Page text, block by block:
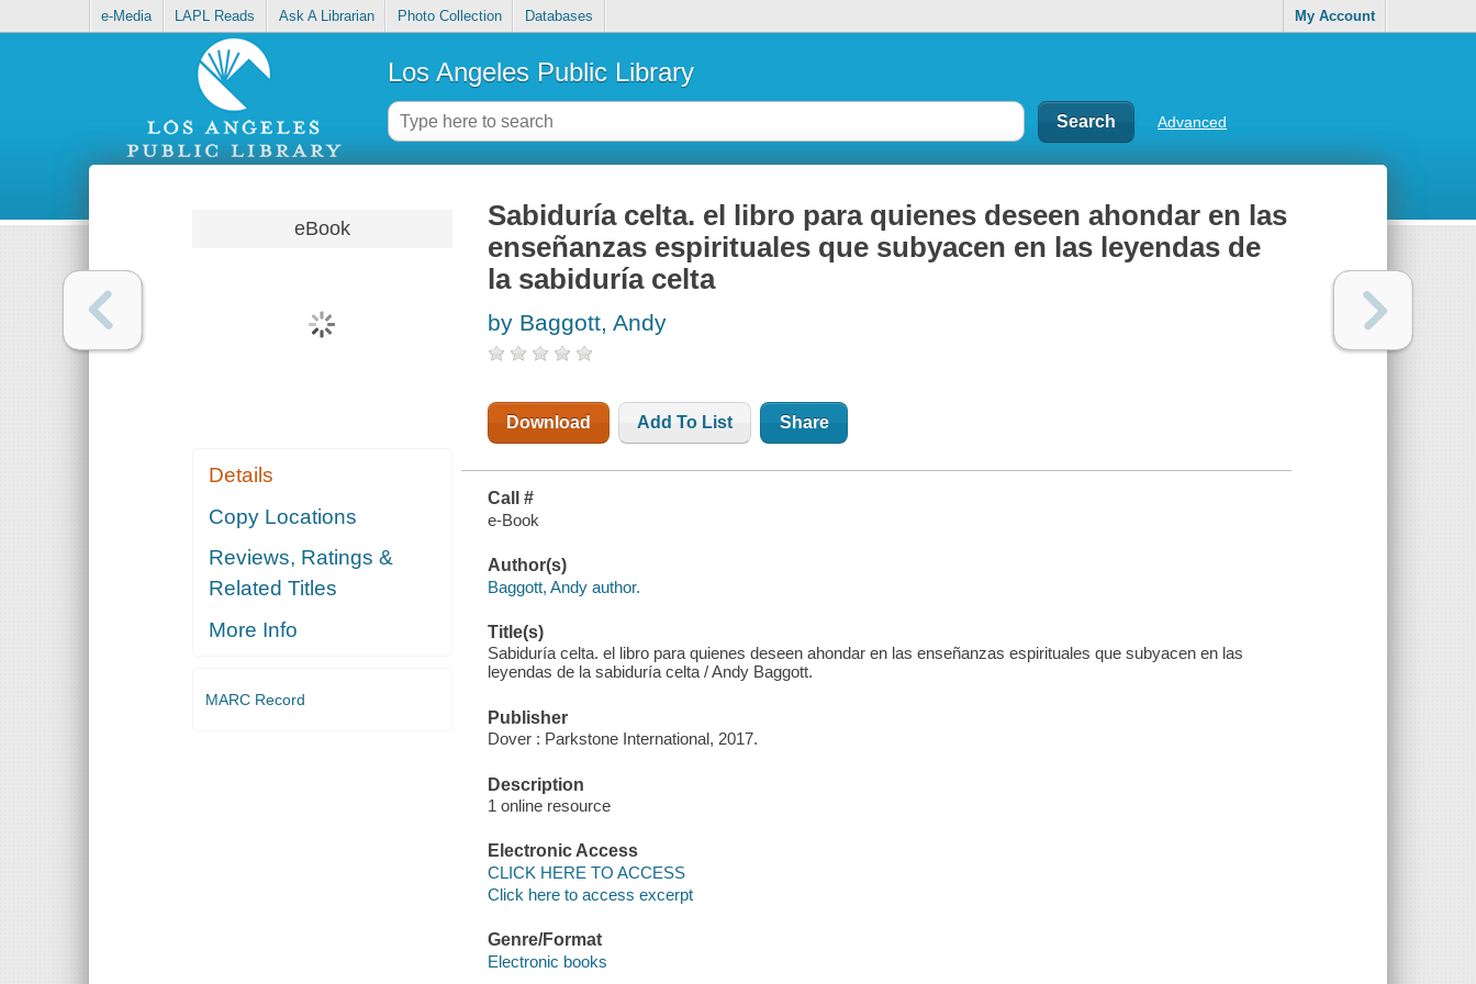
e-Media LAPL Reads Ask A Librarian Photo Collection Databases My Account
Los Angeles Public Library
Advanced
eBook
Details
Copy Locations
Reviews, Ratings &
Related Titles
More Info
MARC Record
Sabiduría celta. el libro para quienes deseen ahondar en las
enseñanzas espirituales que subyacen en las leyendas de
la sabiduría celta
by Baggott, Andy
Download Add To List Share
Call #
e-Book
Author(s)
Baggott, Andy author.
Title(s)
Sabiduría celta. el libro para quienes deseen ahondar en las enseñanzas espirituales que subyacen en las
leyendas de la sabiduría celta / Andy Baggott.
Publisher
Dover : Parkstone International, 2017.
Description
1 online resource
Electronic Access
CLICK HERE TO ACCESS
Click here to access excerpt
Genre/Format
Electronic books